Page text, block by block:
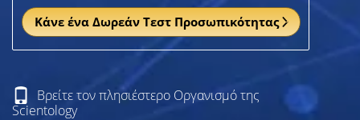
Κάνε ένα Δωρεάν Τεστ Προσωπικότητας
Βρείτε τον πλησιέστερο Οργανισμό της
Scientology